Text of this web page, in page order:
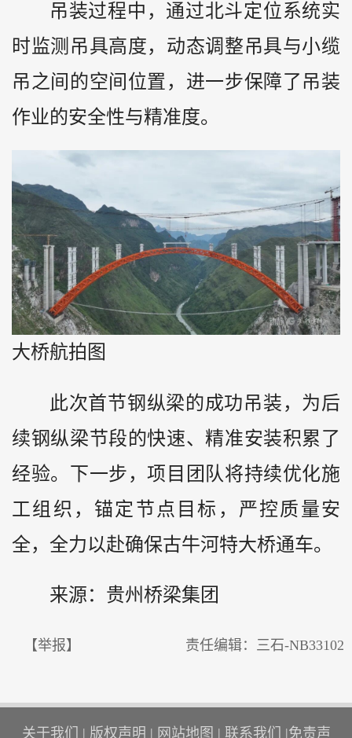
吊装过程中，通过北斗定位系统实
时监测吊具高度，动态调整吊具与小缆
吊之间的空间位置，进一步保障了吊装
作业的安全性与精准度。
大桥航拍图
此次首节钢纵梁的成功吊装，为后
续钢纵梁节段的快速、精准安装积累了
经验。下一步，项目团队将持续优化施
工组织，锚定节点目标，严控质量安
全，全力以赴确保古牛河特大桥通车。
来源： 贵州桥梁集团
【举报】 责任编辑：三石-NB33102
关于我们 | 版权声明 | 网站地图 | 联系我们 |免责声